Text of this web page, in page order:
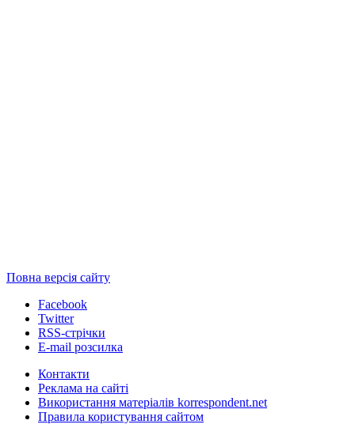
Повна версія сайту
Facebook
Twitter
RSS-стрічки
E-mail розсилка
Контакти
Реклама на сайті
Використання матеріалів korrespondent.net
Правила користування сайтом